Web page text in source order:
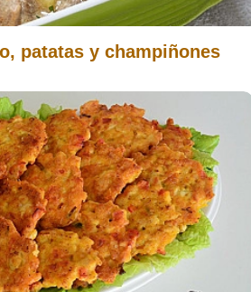
patatas y champiñones